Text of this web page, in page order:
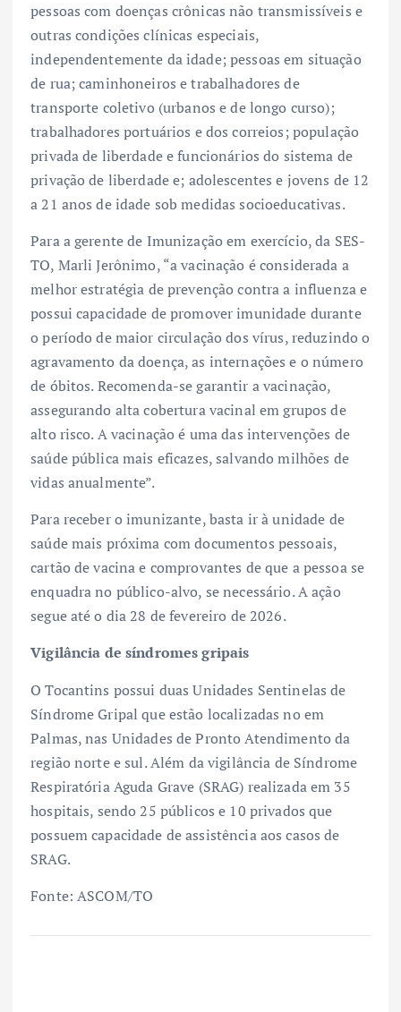
pessoas com doenças crônicas não transmissíveis e
outras condições clínicas especiais,
independentemente da idade; pessoas em situação
de rua; caminhoneiros e trabalhadores de
transporte coletivo (urbanos e de longo curso);
trabalhadores portuários e dos correios; população
privada de liberdade e funcionários do sistema de
privação de liberdade e; adolescentes e jovens de 12
a 21 anos de idade sob medidas socioeducativas.
Para a gerente de Imunização em exercício, da SES-
TO, Marli Jerônimo, “a vacinação é considerada a
melhor estratégia de prevenção contra a influenza e
possui capacidade de promover imunidade durante
o período de maior circulação dos vírus, reduzindo o
agravamento da doença, as internações e o número
de óbitos. Recomenda-se garantir a vacinação,
assegurando alta cobertura vacinal em grupos de
alto risco. A vacinação é uma das intervenções de
saúde pública mais eficazes, salvando milhões de
vidas anualmente”.
Para receber o imunizante, basta ir à unidade de
saúde mais próxima com documentos pessoais,
cartão de vacina e comprovantes de que a pessoa se
enquadra no público-alvo, se necessário. A ação
segue até o dia 28 de fevereiro de 2026.
Vigilância de síndromes gripais
O Tocantins possui duas Unidades Sentinelas de
Síndrome Gripal que estão localizadas no em
Palmas, nas Unidades de Pronto Atendimento da
região norte e sul. Além da vigilância de Síndrome
Respiratória Aguda Grave (SRAG) realizada em 35
hospitais, sendo 25 públicos e 10 privados que
possuem capacidade de assistência aos casos de
SRAG.
Fonte: ASCOM/TO